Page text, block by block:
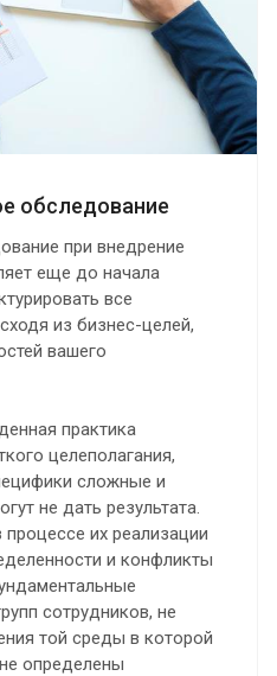
обследование
при внедрение
еще до начала
все
из бизнес-целей,
вашего
практика
целеполагания,
сложные и
не дать результата.
их реализации
и конфликты
сотрудников, не
той среды в которой
определены